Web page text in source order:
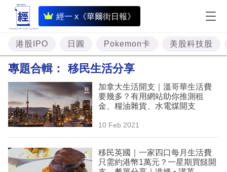
經一 x《華爾街日報》
即
時
財
經
題
投
資
樓
市
港股IPO 日圓 Pokemon卡 美股科技股
專題合輯： 移民生活分享
加拿大生活開支｜溫哥華生活費
要幾多？有用網站助你推測租
金、糧油雜貨、水電煤開支
10 Feb 2021
移民英國｜一家四口每月生活費
只需約港幣1萬元？一星期買餸開